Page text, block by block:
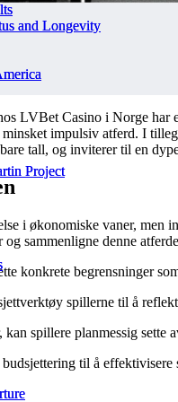
and Longevity
Project
and Longevity
Project
LVBet Casino i Norge har
impulsiv atferd. I
tall, og inviterer til en
i økonomiske vaner, men
sammenligne denne
konkrete begrensninger
spillerne til å
spillere planmessig
til å